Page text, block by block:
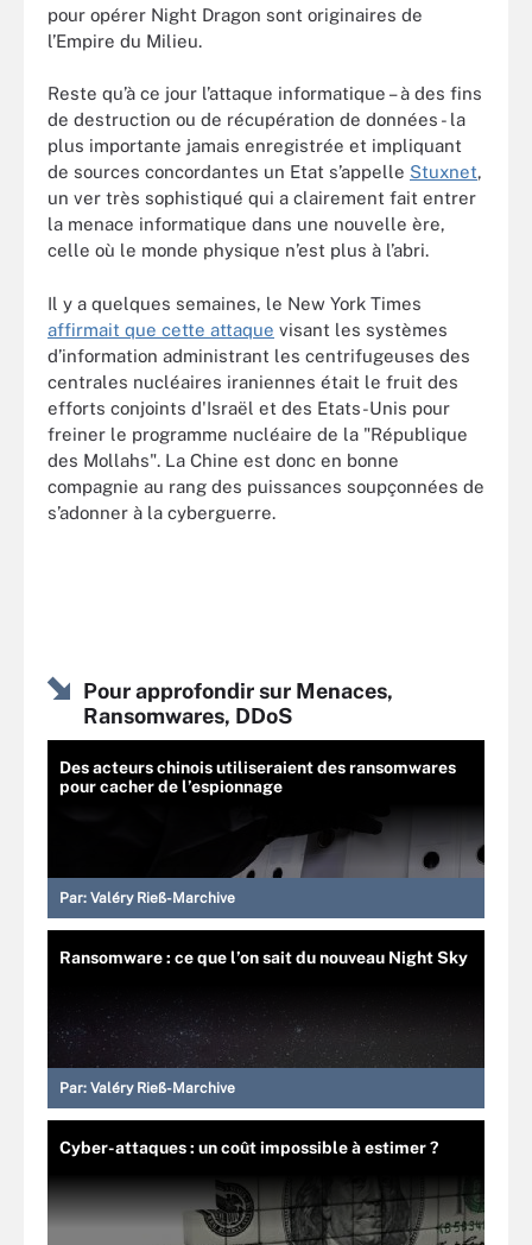
pour opérer Night Dragon sont originaires de
l’Empire du Milieu.
Reste qu’à ce jour l’attaque informatique – à des fins
de destruction ou de récupération de données - la
plus importante jamais enregistrée et impliquant
de sources concordantes un Etat s’appelle Stuxnet,
un ver très sophistiqué qui a clairement fait entrer
la menace informatique dans une nouvelle ère,
celle où le monde physique n’est plus à l’abri.
Il y a quelques semaines, le New York Times
affirmait que cette attaque visant les systèmes
d’information administrant les centrifugeuses des
centrales nucléaires iraniennes était le fruit des
efforts conjoints d'Israël et des Etats-Unis pour
freiner le programme nucléaire de la "République
des Mollahs". La Chine est donc en bonne
compagnie au rang des puissances soupçonnées de
s’adonner à la cyberguerre.
Pour approfondir sur Menaces,
Ransomwares, DDoS
Des acteurs chinois utiliseraient des ransomwares
pour cacher de l’espionnage
Par: Valéry Rieß-Marchive
Ransomware : ce que l’on sait du nouveau Night Sky
Par: Valéry Rieß-Marchive
Cyber-attaques : un coût impossible à estimer ?